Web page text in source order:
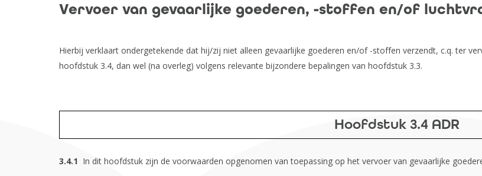
Vervoer van gevaarlijke goederen, -stoffen en/of
Hierbij verklaart ondergetekende dat hij/zij niet alleen gevaarlijke goederen en/of -stoffen verzendt, c.q. ter
hoofdstuk 3.4, dan wel (na overleg) volgens relevante bijzondere bepalingen van hoofdstuk 3.3.
Hoofdstuk 3.4 ADR
In dit hoofdstuk zijn de voorwaarden opgenomen van toepassing op het vervoer van gevaarlijke